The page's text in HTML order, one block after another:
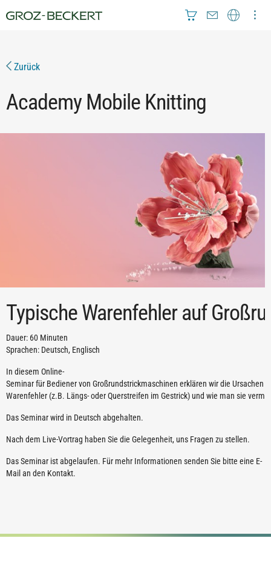
Zurück
Academy Mobile Knitting
Typische Warenfehler auf
Dauer: 60 Minuten
Sprachen: Deutsch, Englisch
In diesem Online-
Seminar für Bediener von Großrundstrickmaschinen erklären wir die Ursachen
Warenfehler (z.B. Längs- oder Querstreifen im Gestrick) und wie man sie
Das Seminar wird in Deutsch abgehalten.
Nach dem Live-Vortrag haben Sie die Gelegenheit, uns Fragen zu stellen.
Das Seminar ist abgelaufen. Für mehr Informationen senden Sie bitte eine E-
Mail an den Kontakt.